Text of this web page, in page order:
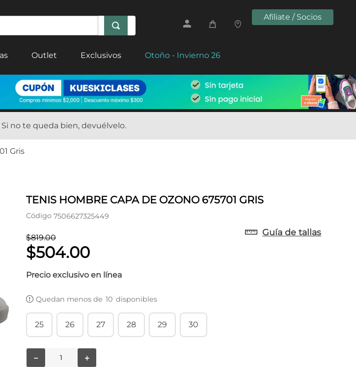
Afíliate / Socios
Outlet Exclusivos Otoño - Invierno 26
no te queda bien, devuélvelo.
Gris
TENIS HOMBRE CAPA DE OZONO 675701 GRIS
Código 7506627325449
$819.00
$504.00
Precio exclusivo en línea
Guía de tallas
Quedan menos de 10 disponibles
25 26 27 28 29 30
＋
－